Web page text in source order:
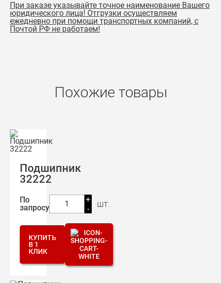
При заказе указывайте точное наименование Вашего
юридического лица! Отгрузки осуществляем
ежедневно при помощи транспортных компаний, с
Почтой РФ не работаем!
Похожие товары
Подшипник
32222
По
запросу
1
+
-
шт.
КУПИТЬ
В 1
КЛИК